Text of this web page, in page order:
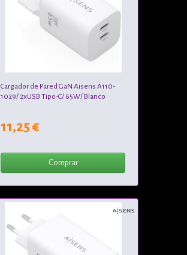
Cargador de Pared GaN Aisens A110-
1029/ 2xUSB Tipo-C/ 65W/ Blanco
11,25 €
Comprar